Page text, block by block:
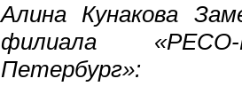
Алина Кунакова
филиала
Петербург»: